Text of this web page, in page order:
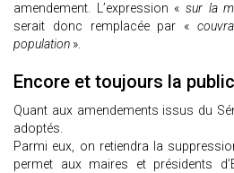
amendement. L’expression « sur la
serait donc remplacée par «
population ».
Encore et toujours la
Quant aux amendements issus du
adoptés.
Parmi eux, on retiendra la
permet aux maires et présidents